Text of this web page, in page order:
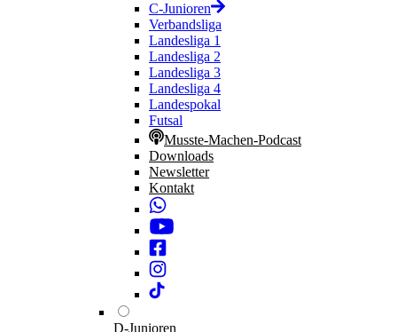
C-Junioren
Verbandsliga
Landesliga 1
Landesliga 2
Landesliga 3
Landesliga 4
Landespokal
Futsal
Musste-Machen-Podcast
Downloads
Newsletter
Kontakt
D-Junioren